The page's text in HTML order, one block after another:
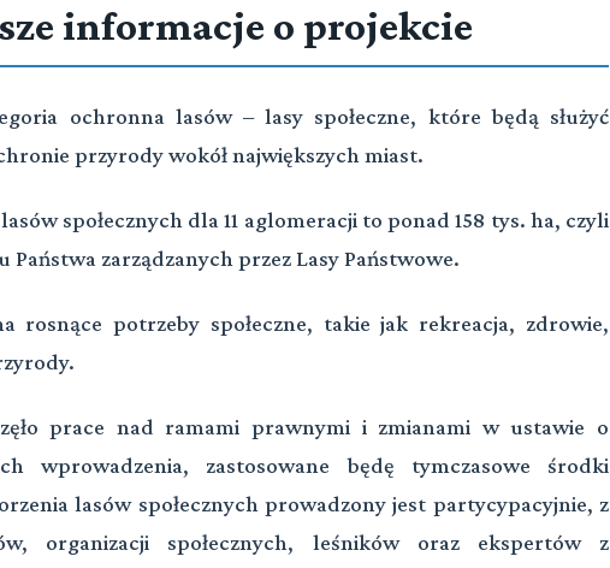
informacje o projekcie
ochronna lasów – lasy społeczne, które będą służyć
przyrody wokół największych miast.
społecznych dla 11 aglomeracji to ponad 158 tys. ha, czyli
Państwa zarządzanych przez Lasy Państwowe.
rosnące potrzeby społeczne, takie jak rekreacja, zdrowie,
prace nad ramami prawnymi i zmianami w ustawie o
wprowadzenia, zastosowane będę tymczasowe środki
lasów społecznych prowadzony jest partycypacyjnie, z
organizacji społecznych, leśników oraz ekspertów z